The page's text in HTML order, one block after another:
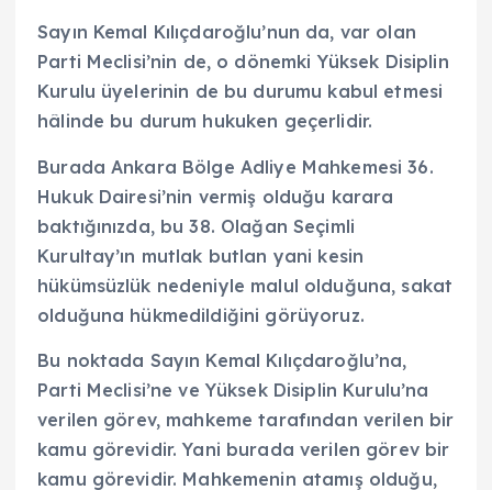
Sayın Kemal Kılıçdaroğlu’nun da, var olan
Parti Meclisi’nin de, o dönemki Yüksek Disiplin
Kurulu üyelerinin de bu durumu kabul etmesi
hâlinde bu durum hukuken geçerlidir.
Burada Ankara Bölge Adliye Mahkemesi 36.
Hukuk Dairesi’nin vermiş olduğu karara
baktığınızda, bu 38. Olağan Seçimli
Kurultay’ın mutlak butlan yani kesin
hükümsüzlük nedeniyle malul olduğuna, sakat
olduğuna hükmedildiğini görüyoruz.
Bu noktada Sayın Kemal Kılıçdaroğlu’na,
Parti Meclisi’ne ve Yüksek Disiplin Kurulu’na
verilen görev, mahkeme tarafından verilen bir
kamu görevidir. Yani burada verilen görev bir
kamu görevidir. Mahkemenin atamış olduğu,